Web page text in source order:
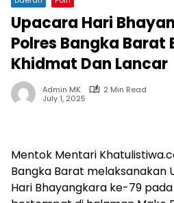
Upacara Hari
Polres Bangka Barat
Khidmat Dan Lancar
Admin MK
2 Min Read
July 1, 2025
Mentok Mentari
Bangka Barat melaksanakan
Hari Bhayangkara ke-79 pada